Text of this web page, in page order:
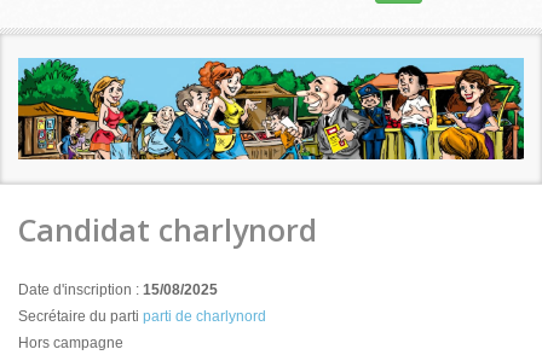
Candidat charlynord
Date d'inscription : 15/08/2025
Secrétaire du parti parti de charlynord
Hors campagne